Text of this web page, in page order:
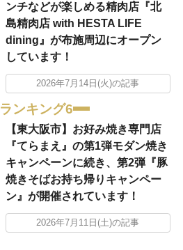
ンチなどが楽しめる精肉店『北
島精肉店 with HESTA LIFE
dining』が布施周辺にオープン
しています！
2026年7月14日(火)の記事
ランキング6
【東大阪市】お好み焼き専門店
『てらまえ』の第1弾モダン焼き
キャンペーンに続き、第2弾『豚
焼きそばお持ち帰りキャンペー
ン』が開催されています！
2026年7月11日(土)の記事